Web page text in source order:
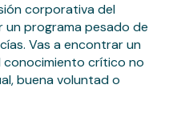
corporativa del
un programa pesado de
Vas a encontrar un
crítico no
buena voluntad o